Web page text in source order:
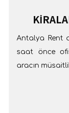
Antalya Rent
saat önce
aracın